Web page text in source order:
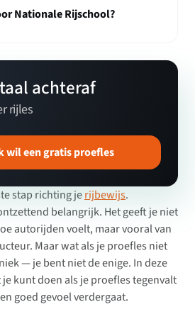
Nationale Rijschool?
achteraf
rijles
wil een gratis proefles
stap richting jerijbewijs.
belangrijk. Het geeft je niet
autorijden voelt, maar vooral van
Maar wat als je proefles niet
— je bent niet de enige. In deze
kunt doen als je proefles tegenvalt
goed gevoel verdergaat.